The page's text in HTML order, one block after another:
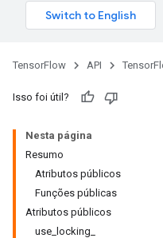
TensorFlow API
Isso foi útil?
Nesta página
Resumo
Atributos públicos
Funções públicas
Atributos públicos
use_locking_